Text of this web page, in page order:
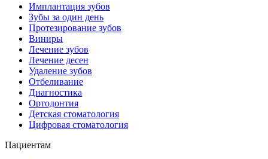
Имплантация зубов
Зубы за один день
Протезирование зубов
Виниры
Лечение зубов
Лечение десен
Удаление зубов
Отбеливание
Диагностика
Ортодонтия
Детская стоматология
Цифровая стоматология
Пациентам